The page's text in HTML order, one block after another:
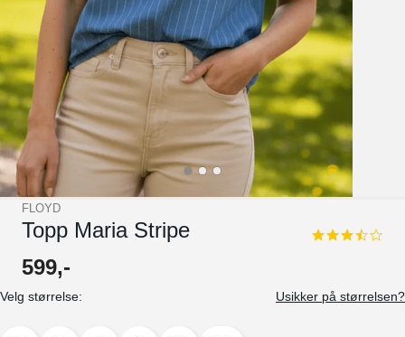
FLOYD
Topp Maria Stripe
3.5
599,-
Velg størrelse: Usikker på størrelsen?